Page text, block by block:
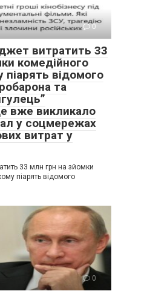
0
витратить 33
комедійного
піарять відомого
та
вже викликало
у соцмережах
витрат у
33 млн грн на зйомки
піарять відомого
0